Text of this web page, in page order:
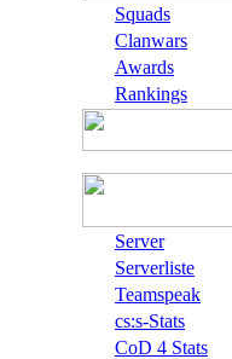
Squads
Clanwars
Awards
Rankings
Server
Serverliste
Teamspeak
cs:s-Stats
CoD 4 Stats